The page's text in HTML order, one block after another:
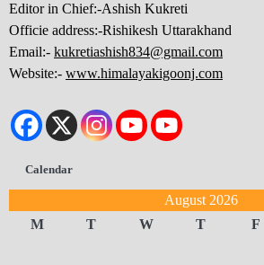
Editor in Chief:-Ashish Kukreti
Officie address:-Rishikesh Uttarakhand
Email:- kukretiashish834@gmail.com
Website:- www.himalayakigoonj.com
Calendar
August 2026
M
T W T F